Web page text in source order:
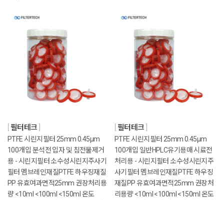
필터테크
PTFE 시린지필터 25mm 0.45μm
100개입 분석전 입자 및 침전물제거
용 - 시린지필터 소수성시린지주사기
필터 멤브레인재질PTFE 하우징재질
PP 유효여과면적25mm 권장처리용
량 <10ml <100ml <150ml 온도
필터테크
PTFE 시린지필터 25mm 0.45μm
100개입 일반HPLC유기용매 시료전
처리용 - 시린지필터 소수성시린지주
사기필터 멤브레인재질PTFE 하우징
재질PP 유효여과면적25mm 권장처
리용량 <10ml <100ml <150ml 온도